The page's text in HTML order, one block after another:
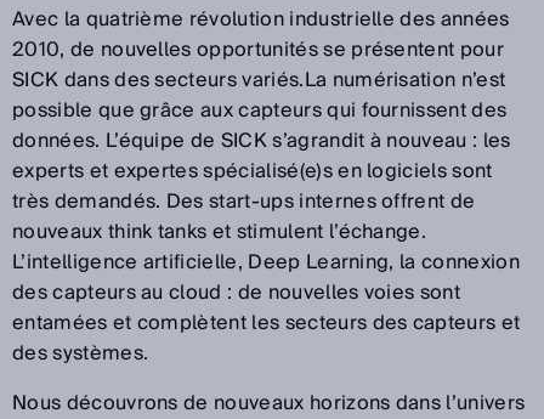
Avec la quatrième révolution industrielle des années
2010, de nouvelles opportunités se présentent pour
SICK dans des secteurs variés.La numérisation n’est
possible que grâce aux capteurs qui fournissent des
données. L’équipe de SICK s’agrandit à nouveau : les
experts et expertes spécialisé(e)s en logiciels sont
très demandés. Des start-ups internes offrent de
nouveaux think tanks et stimulent l’échange.
L’intelligence artificielle, Deep Learning, la connexion
des capteurs au cloud : de nouvelles voies sont
entamées et complètent les secteurs des capteurs et
des systèmes.
Nous découvrons de nouveaux horizons dans l’univers